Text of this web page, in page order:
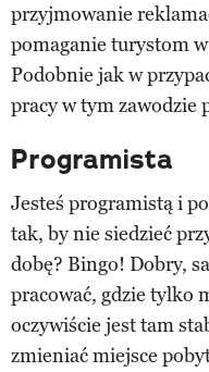
przyjmowanie
pomaganie turystom
Podobnie jak w
pracy w tym zawodzie
Programista
Jesteś programistą i
tak, by nie siedzieć
dobę? Bingo! Dobry,
pracować, gdzie tylko
oczywiście jest tam
zmieniać miejsce